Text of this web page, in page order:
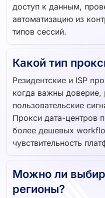
доступ к данным,
автоматизацию из
типов сессий.
Какой тип
Резидентские и ISP
когда важны доверие,
пользовательские
Прокси дата-центров
более дешевых
чувствительность
Можно ли
регионы?